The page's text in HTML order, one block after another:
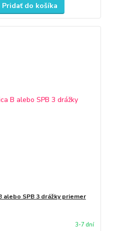
Pridať do košíka
alebo SPB 3 drážky priemer
3-7 dní